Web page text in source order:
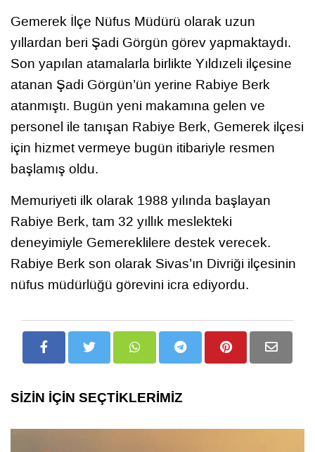
Gemerek İlçe Nüfus Müdürü olarak uzun
yıllardan beri Şadi Görgün görev yapmaktaydı.
Son yapılan atamalarla birlikte Yıldızeli ilçesine
atanan Şadi Görgün’ün yerine Rabiye Berk
atanmıştı. Bugün yeni makamına gelen ve
personel ile tanışan Rabiye Berk, Gemerek ilçesi
için hizmet vermeye bugün itibariyle resmen
başlamış oldu.
Memuriyeti ilk olarak 1988 yılında başlayan
Rabiye Berk, tam 32 yıllık meslekteki
deneyimiyle Gemereklilere destek verecek.
Rabiye Berk son olarak Sivas’ın Divriği ilçesinin
nüfus müdürlüğü görevini icra ediyordu.
SİZİN İÇİN SEÇTİKLERİMİZ